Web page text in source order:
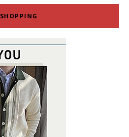
SHOPPING